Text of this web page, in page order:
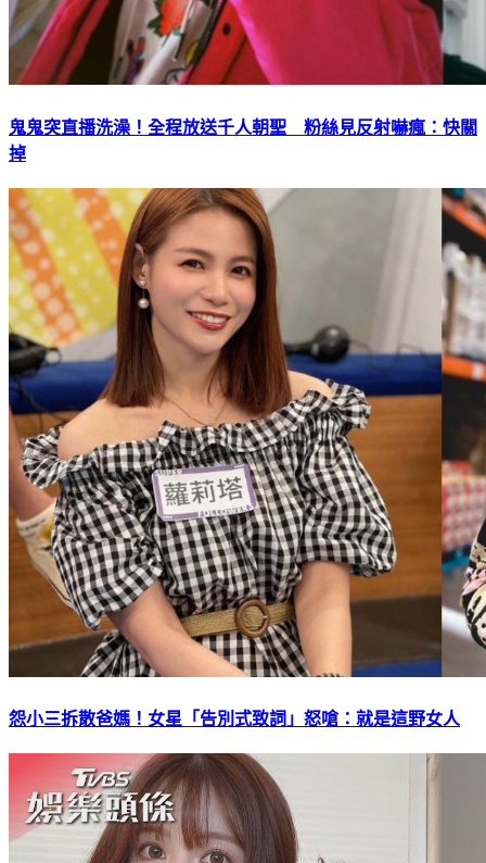
鬼鬼突直播洗澡！全程放送千人朝聖 粉絲見反射嚇瘋：快關
掉
怨小三拆散爸媽！女星「告別式致詞」怒嗆：就是這野女人